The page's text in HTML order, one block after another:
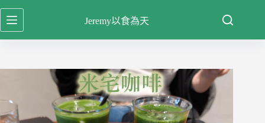
跳
至
Jeremy以食為天